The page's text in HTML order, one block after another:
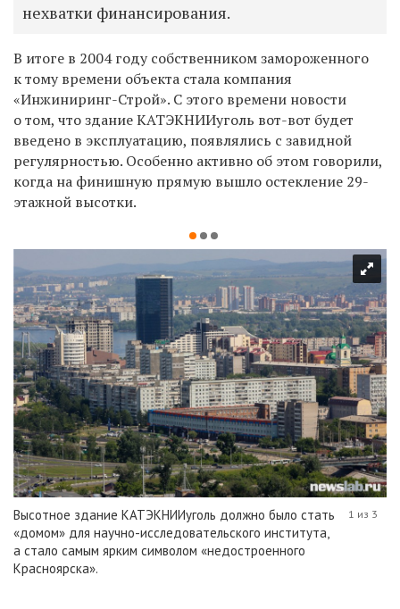
нехватки финансирования.
В итоге в 2004 году собственником замороженного
к тому времени объекта стала компания
«Инжиниринг-Строй». С этого времени новости
о том, что здание КАТЭКНИИуголь вот-вот будет
введено в эксплуатацию, появлялись с завидной
регулярностью. Особенно активно об этом говорили,
когда на финишную прямую вышло остекление 29-
этажной высотки.
Высотное здание КАТЭКНИИуголь должно было стать
«домом» для научно-исследовательского института,
а стало самым ярким символом «недостроенного
Красноярска».
1 из 3